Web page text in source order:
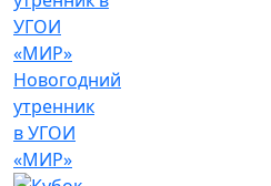
Новогодний
утренник
в УГОИ
«МИР»